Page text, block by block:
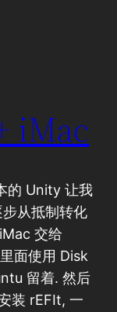
iMac
的 Unity 让我
从抵制转化
交给
面使用 Disk
留着. 然后
装 rEFIt, 一